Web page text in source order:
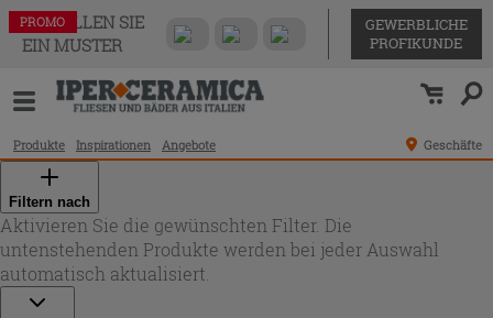
BESTELLEN SIE
EIN MUSTER
GEWERBLICHE
PROFIKUNDE
Produkte Inspirationen Angebote Geschäfte
Filtern nach
Aktivieren Sie die gewünschten Filter. Die
untenstehenden Produkte werden bei jeder Auswahl
automatisch aktualisiert.
PROMO
PROMO